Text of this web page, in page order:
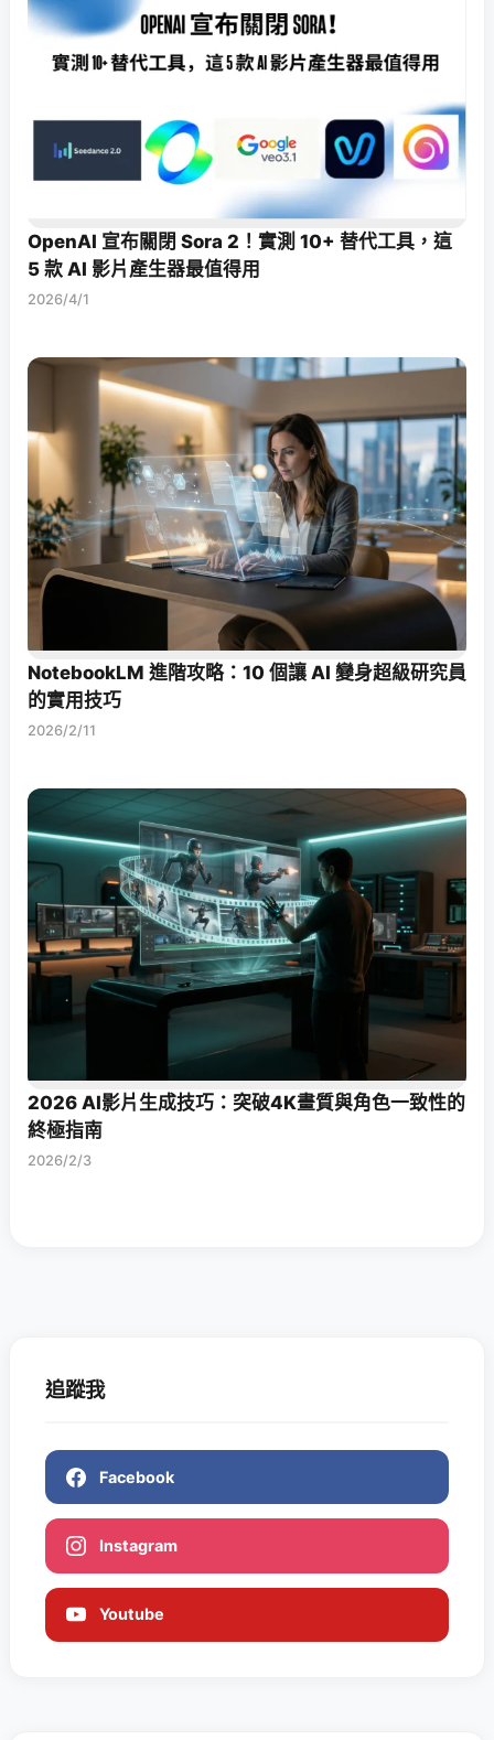
OpenAI 宣布關閉 Sora 2！實測 10+ 替代工具，這
5 款 AI 影片產生器最值得用
2026/4/1
NotebookLM 進階攻略：10 個讓 AI 變身超級研究員
的實用技巧
2026/2/11
2026 AI影片生成技巧：突破4K畫質與角色一致性的
終極指南
2026/2/3
追蹤我
Facebook
Instagram
Youtube